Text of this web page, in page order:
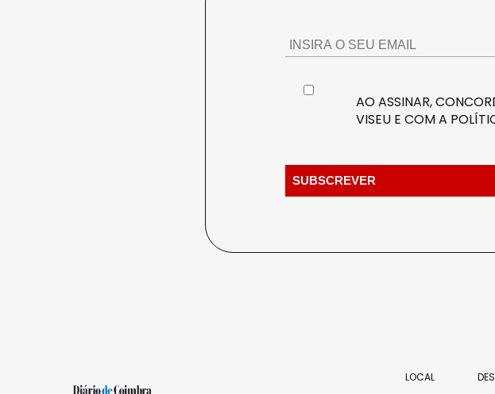
AO ASSINAR,
VISEU E COM A
LOCAL